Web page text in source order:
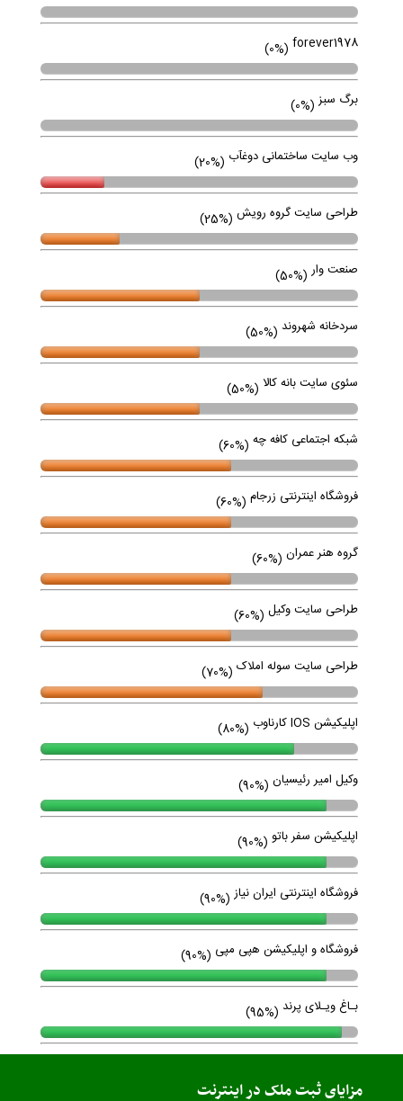
forever1978
(0%)
برگ سبز (0%)
وب سایت ساختمانی دوغآب (20%)
طراحی سایت گروه رویش (25%)
صنعت وار (50%)
سردخانه شهروند (50%)
سئوی سایت بانه کالا (50%)
شبکه اجتماعی کافه چه (60%)
فروشگاه اینترنتی زرجام (60%)
گروه هنر عمران (60%)
طراحی سایت وکیل (60%)
طراحی سایت سوله املاک (70%)
اپلیکیشن IOS کارناوب (80%)
وکیل امیر رئیسیان (90%)
اپلیکیشن سفر باتو (90%)
فروشگاه اینترنتی ایران نیاز (90%)
فروشگاه و اپلیکیشن هپی مپی (90%)
بـاغ ویـلای پرند (95%)
مزایای ثبت ملک در اینترنت